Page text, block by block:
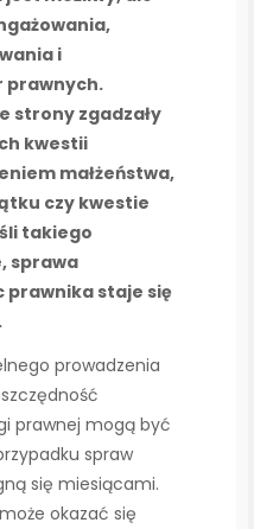
i
prawnych.
strony zgadzały
kwestii
małżeństwa,
czy kwestie
takiego
sprawa
prawnika staje się
prowadzenia
prawnej mogą być
spraw
się miesiącami.
okazać się